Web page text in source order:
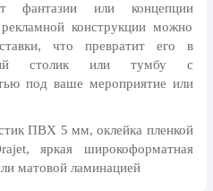
фантазии или концепции
конструкции можно
что превратит его в
столик или тумбу с
под ваше мероприятие или
ПВХ 5 мм, оклейка пленкой
яркая широкоформатная
матовой ламинацией